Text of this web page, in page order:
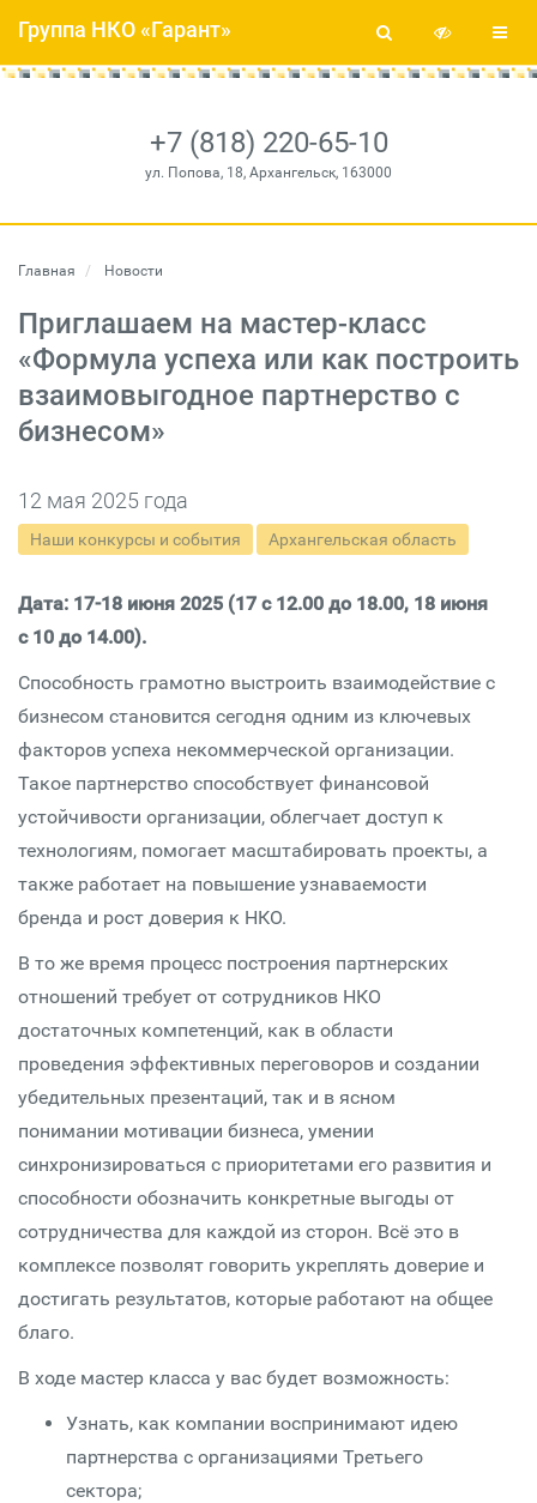
+7 (818) 220-65-10
ул. Попова, 18, Архангельск, 163000
Группа НКО «Гарант»
Главная Новости
Приглашаем на мастер-класс
«Формула успеха или как построить
взаимовыгодное партнерство с
бизнесом»
12 мая 2025 года
Наши конкурсы и события Архангельская область
Дата: 17-18 июня 2025 (17 с 12.00 до 18.00, 18 июня
с 10 до 14.00).
Способность грамотно выстроить взаимодействие с
бизнесом становится сегодня одним из ключевых
факторов успеха некоммерческой организации.
Такое партнерство способствует финансовой
устойчивости организации, облегчает доступ к
технологиям, помогает масштабировать проекты, а
также работает на повышение узнаваемости
бренда и рост доверия к НКО.
В то же время процесс построения партнерских
отношений требует от сотрудников НКО
достаточных компетенций, как в области
проведения эффективных переговоров и создании
убедительных презентаций, так и в ясном
понимании мотивации бизнеса, умении
синхронизироваться с приоритетами его развития и
способности обозначить конкретные выгоды от
сотрудничества для каждой из сторон. Всё это в
комплексе позволят говорить укреплять доверие и
достигать результатов, которые работают на общее
благо.
В ходе мастер класса у вас будет возможность:
Узнать, как компании воспринимают идею
партнерства с организациями Третьего
сектора;